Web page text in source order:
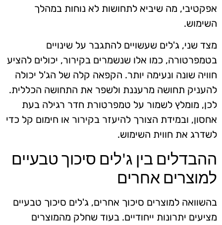
אפקטיבי, מה שיביא לתחושות לא נוחות במהלך
השימוש.
מצד שני, ג'לים שעשויים להתגבר על שינויים
בטמפרטורה, כמו אלו שנשמרים בקירור, יכולים להציע
חוויה שונה ונעימה יותר. הקפאה קלה של הג'ל יכולה
להעניק תחושה מרעננת ולשפר את התחושה הכללית.
לכן, מומלץ לשמור על טמפרטורת חדר רגילה בעת
אחסון, ובמידת הצורך להיעזר בקירור או חימום קל כדי
לשדרג את חווית השימוש.
ההבדלים בין ג'לים סיכוך טבעיים
למוצרים אחרים
בהשוואה למוצרים סיכוך אחרים, ג'לים סיכוך טבעיים
מציעים יתרונות ייחודיים. בעוד שחלק מהמוצרים